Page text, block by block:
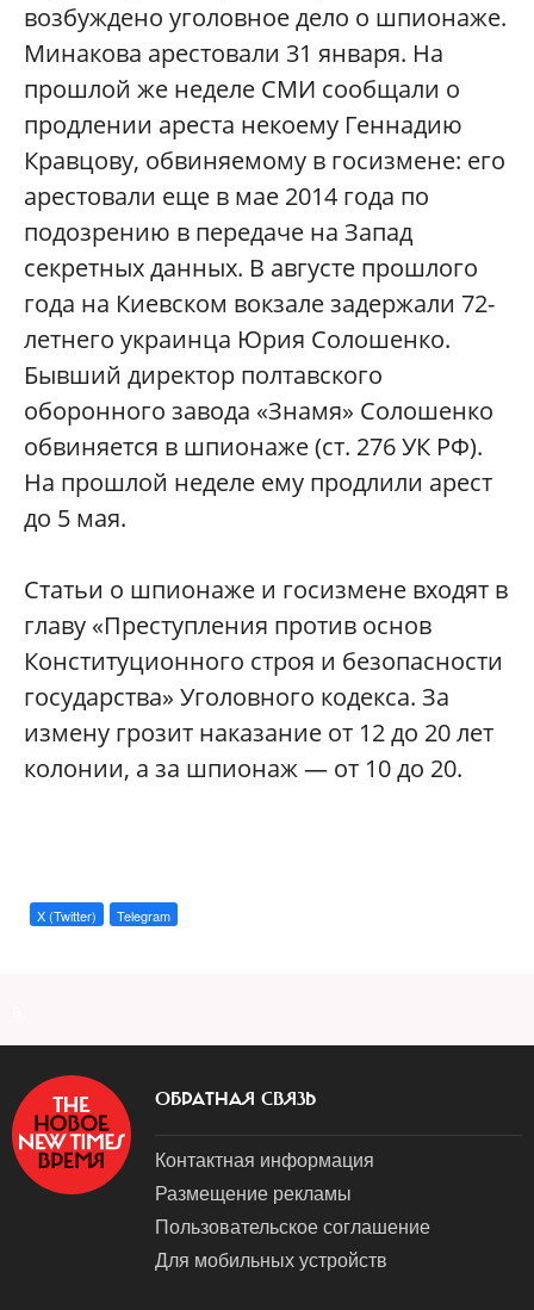
возбуждено уголовное дело о шпионаже.
Минакова арестовали 31 января. На
прошлой же неделе СМИ сообщали о
продлении ареста некоему Геннадию
Кравцову, обвиняемому в госизмене: его
арестовали еще в мае 2014 года по
подозрению в передаче на Запад
секретных данных. В августе прошлого
года на Киевском вокзале задержали 72-
летнего украинца Юрия Солошенко.
Бывший директор полтавского
оборонного завода «Знамя» Солошенко
обвиняется в шпионаже (ст. 276 УК РФ).
На прошлой неделе ему продлили арест
до 5 мая.
Статьи о шпионаже и госизмене входят в
главу «Преступления против основ
Конституционного строя и безопасности
государства» Уголовного кодекса. За
измену грозит наказание от 12 до 20 лет
колонии, а за шпионаж — от 10 до 20.
X (Twitter) Telegram
ОБРАТНАЯ СВЯЗЬ
Контактная информация
Размещение рекламы
Пользовательское соглашение
Для мобильных устройств